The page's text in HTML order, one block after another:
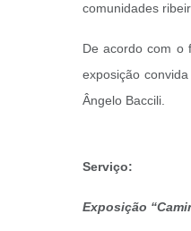
comunidades
De acordo com o
exposição
Ângelo Baccili.
Serviço:
Exposição